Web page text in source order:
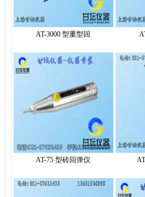
AT-3000 型重型回
AT-75 型砖回弹仪